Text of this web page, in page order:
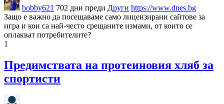
bobby621 702 дни преди Други https://www.dnes.bg
Защо е важно да посещаваме само лицензирани сайтове за
игра и кои са най-често срещаните измами, от които се
оплакват потребителите?
1
Предимствата на протеиновия хляб за
спортисти